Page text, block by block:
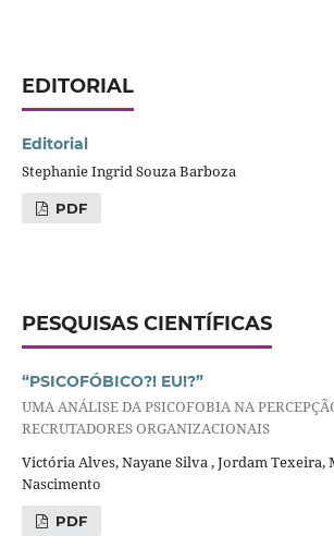
EDITORIAL
Editorial
Stephanie Ingrid Souza Barboza
PDF
PESQUISAS CIENTÍFICAS
“PSICOFÓBICO?! EU!?”
UMA ANÁLISE DA PSICOFOBIA NA
RECRUTADORES ORGANIZACIONAIS
Victória Alves, Nayane Silva , Jordam Texeira,
Nascimento
PDF